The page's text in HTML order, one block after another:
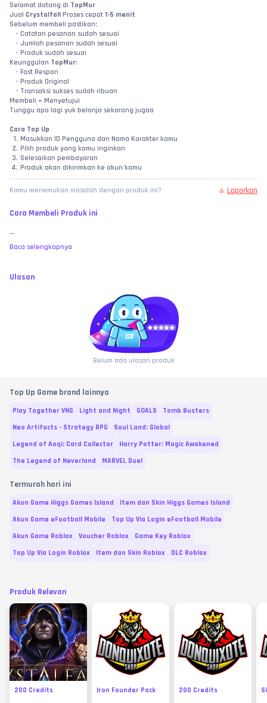
Selamat datang di TopMur
Jual Crystalfall Proses cepat 1-5 menit
Sebelum membeli pastikan:
Catatan pesanan sudah sesuai
Jumlah pesanan sudah sesuai
Produk sudah sesuai
Keunggulan TopMur
Fast Respon
Produk Original
Transaksi sukses sudah ribuan
Membeli = Menyetujui
Tunggu apa lagi yuk belanja sekarang jugaa
Cara Top Up
Masukkan ID Pengguna dan Nama Karakter kamu
Pilih produk yang kamu inginkan
Selesaikan pembayaran
Produk akan dikirimkan ke akun kamu
Kamu menemukan masalah dengan produk ini? Laporkan
Cara Membeli Produk ini
...
Baca selengkapnya
Ulasan
Belum ada ulasan produk
Top Up Game brand lainnya
Play Together VNG Light and Night GOALS
Tomb Busters
Neo Artifacts - Strategy RPG
Soul Land: Global
Legend of Aoqi: Card Collector
Harry Potter: Magic Awakened
The Legend of Neverland
MARVEL Duel
Termurah hari ini
Akun Game Higgs Games Island
Item dan Skin Higgs Games Island
Akun Game eFootball Mobile
Top Up Via Login eFootball Mobile
Akun Game Roblox
Voucher Roblox
Game Key Roblox
Top Up Via Login Roblox
Item dan Skin Roblox DLC Roblox
Produk Relevan
200 Credits Iron Founder Pack 200 Credits